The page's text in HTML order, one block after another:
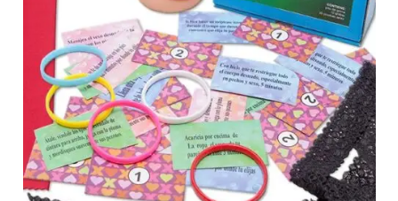
AÑADIR AL
CARRITO